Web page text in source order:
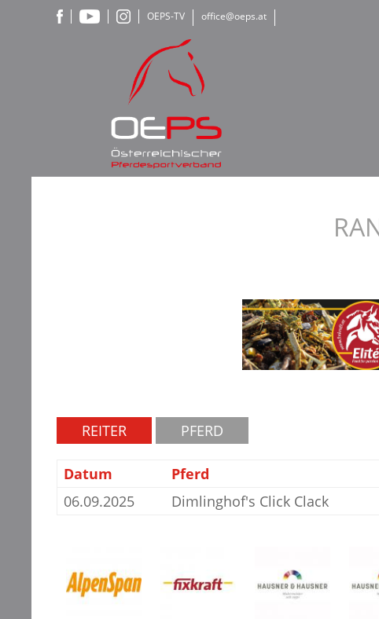
OEPS-TV office@oeps.at
REITER PFERD
Datum Pferd
06.09.2025
Dimlinghof's Click Clack